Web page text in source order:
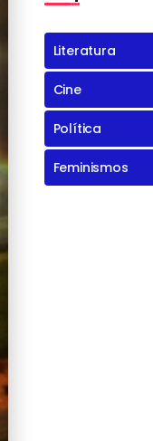
Literatura
Cine
Política
Feminismos